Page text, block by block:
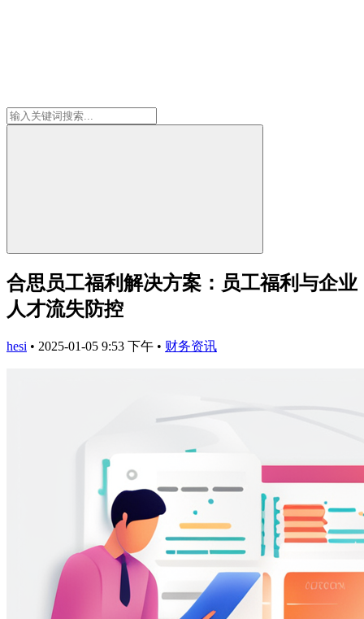
合思员工福利解决方案：员工福利与企业
人才流失防控
hesi • 2025-01-05 9:53 下午 • 财务资讯